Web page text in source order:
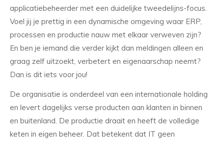
applicatiebeheerder met een duidelijke tweedelijns-focus.
Voel jij je prettig in een dynamische omgeving waar ERP,
processen en productie nauw met elkaar verweven zijn?
En ben je iemand die verder kijkt dan meldingen alleen en
graag zelf uitzoekt, verbetert en eigenaarschap neemt?
Dan is dit iets voor jou!
De organisatie is onderdeel van een internationale holding
en levert dagelijks verse producten aan klanten in binnen
en buitenland. De productie draait en heeft de volledige
keten in eigen beheer. Dat betekent dat IT geen